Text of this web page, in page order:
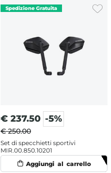
€ 237.50 -5%
€ 250.00
Set di specchietti sportivi
MIR.00.850.10201